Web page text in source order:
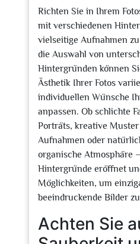
Richten Sie in Ihrem
mit verschiedenen
vielseitige Aufnahmen
die Auswahl von
Hintergründen können
Ästhetik Ihrer Fotos
individuellen Wünsche
anpassen. Ob schlichte
Porträts, kreative
Aufnahmen oder
organische Atmosphäre
Hintergründe eröffnet
Möglichkeiten, um
beeindruckende Bilder
Achten Sie